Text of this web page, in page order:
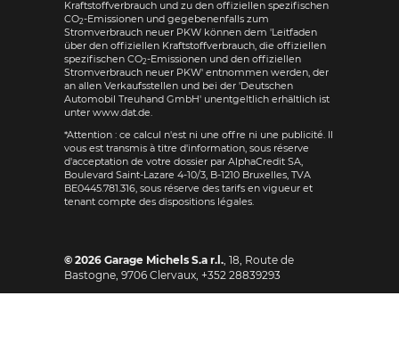
Kraftstoffverbrauch und zu den offiziellen spezifischen
CO2-Emissionen und gegebenenfalls zum
Stromverbrauch neuer PKW können dem 'Leitfaden
über den offiziellen Kraftstoffverbrauch, die offiziellen
spezifischen CO2-Emissionen und den offiziellen
Stromverbrauch neuer PKW' entnommen werden, der
an allen Verkaufsstellen und bei der 'Deutschen
Automobil Treuhand GmbH' unentgeltlich erhältlich ist
unter www.dat.de.
*Attention : ce calcul n'est ni une offre ni une publicité. Il
vous est transmis à titre d'information, sous réserve
d'acceptation de votre dossier par AlphaCredit SA,
Boulevard Saint-Lazare 4-10/3, B-1210 Bruxelles, TVA
BE0445.781.316, sous réserve des tarifs en vigueur et
tenant compte des dispositions légales.
© 2026 Garage Michels S.a r.l. 18, Route de
Bastogne 9706 Clervaux, +352 28839293